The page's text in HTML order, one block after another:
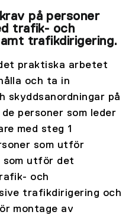
på personer
trafik- och
trafikdirigering.
praktiska arbetet
och ta in
skyddsanordningar på
personer som leder
med steg 1
som utför
som utför det
och
trafikdirigering och
montage av